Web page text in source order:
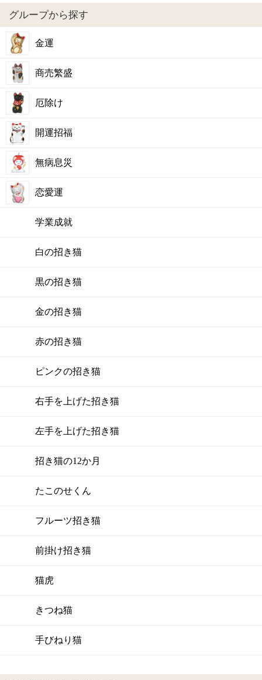
グループから探す
金運
商売繁盛
厄除け
開運招福
無病息災
恋愛運
学業成就
白の招き猫
黒の招き猫
金の招き猫
赤の招き猫
ピンクの招き猫
右手を上げた招き猫
左手を上げた招き猫
招き猫の12か月
たこのせくん
フルーツ招き猫
前掛け招き猫
猫虎
きつね猫
手びねり猫